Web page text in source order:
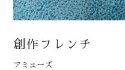
創作フレンチ
アミューズ